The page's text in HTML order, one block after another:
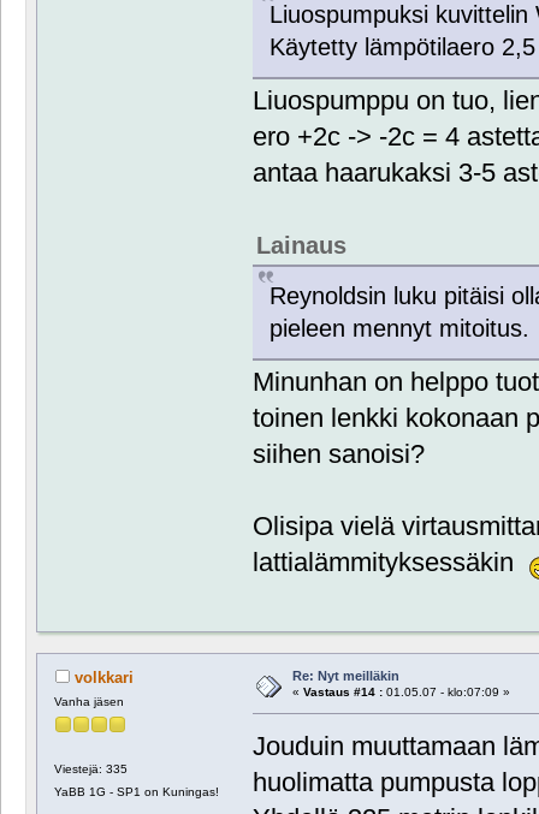
Liuospumpuksi kuvittelin
Käytetty lämpötilaero
Liuospumppu on tuo,
ero +2c -> -2c = 4
antaa haarukaksi 3-5
Lainaus
Reynoldsin luku pitäisi
pieleen mennyt mitoitus.
Minunhan on helppo
toinen lenkki kokonaan
siihen sanoisi?
Olisipa vielä
lattialämmityksessäkin
volkkari
Vanha jäsen
Viestejä: 335
YaBB 1G - SP1 on Kuningas!
Re: Nyt meilläkin
« Vastaus #14 :01.05.07 - klo:07:09 »
Jouduin muuttamaan
huolimatta pumpusta